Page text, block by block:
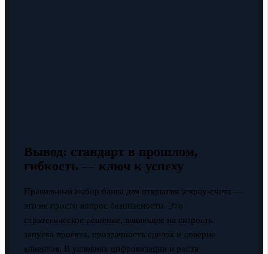
Вывод: стандарт в прошлом,
гибкость — ключ к успеху
Правильный выбор банка для открытия эскроу-счета —
это не просто вопрос безопасности. Это
стратегическое решение, влияющее на скорость
запуска проекта, прозрачность сделок и доверие
клиентов. В условиях цифровизации и роста